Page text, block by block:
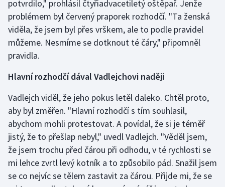
Veslování
Volejbal
Ostatní
potvrdilo," prohlásil čtyřiadvacetiletý oštěpař. Jenže
problémem byl červený praporek rozhodčí. "Ta ženská
viděla, že jsem byl přes vrškem, ale to podle pravidel
můžeme. Nesmíme se dotknout té čáry," připomněl
pravidla.
Hlavní rozhodčí dával Vadlejchovi naději
Vadlejch viděl, že jeho pokus letěl daleko. Chtěl proto,
aby byl změřen. "Hlavní rozhodčí s tím souhlasil,
abychom mohli protestovat. A povídal, že si je téměř
jistý, že to přešlap nebyl," uvedl Vadlejch. "Věděl jsem,
že jsem trochu před čárou při odhodu, v té rychlosti se
mi lehce zvrtl levý kotník a to způsobilo pád. Snažil jsem
se co nejvíc se tělem zastavit za čárou. Přijde mi, že se